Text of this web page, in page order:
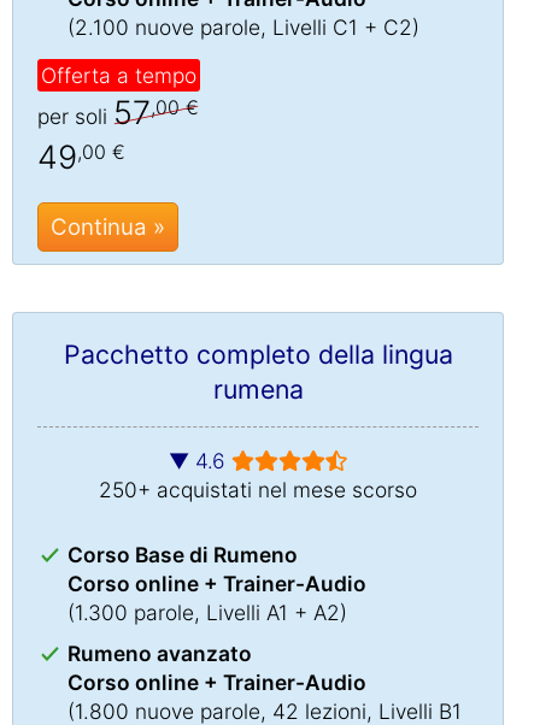
(2.100 nuove parole, Livelli C1 + C2)
Offerta a tempo
per soli 57,00 €
49,00 €
Continua »
Pacchetto completo della lingua
rumena
▼ 4.6
250+ acquistati nel mese scorso
Corso Base di Rumeno
Corso online + Trainer-Audio
(1.300 parole, Livelli A1 + A2)
Rumeno avanzato
Corso online + Trainer-Audio
(1.800 nuove parole, 42 lezioni, Livelli B1